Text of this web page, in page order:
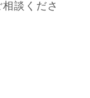
談くださ